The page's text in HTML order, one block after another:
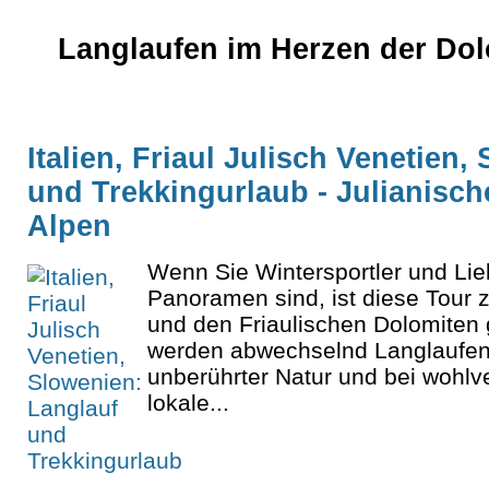
Langlaufen im Herzen der
Italien, Friaul Julisch Venetien,
und Trekkingurlaub -
Alpen
Wenn Sie Wintersportler und
Panoramen sind, ist diese Tour
und den Friaulischen
werden abwechselnd
unberührter Natur und bei
lokale...